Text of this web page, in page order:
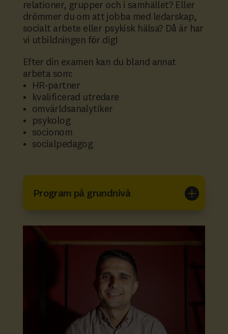
relationer, grupper och i samhället? Eller
drömmer du om att jobba med ledarskap,
socialt arbete eller psykisk hälsa? Då är har
vi utbildningen för dig!
Efter din examen kan du bland annat
arbeta som:
HR-partner
kvalificerad utredare
omvärldsanalytiker
psykolog
socionom
socialpedagog
Program på grundnivå